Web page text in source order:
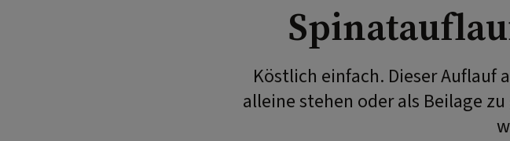
Köstlich einfach. Dieser Auflauf
alleine stehen oder als Beilage